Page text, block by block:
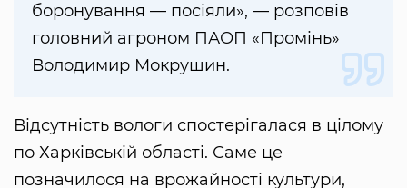
боронування — посіяли», — розповів
головний агроном ПАОП «Промінь»
Володимир Мокрушин.
Відсутність вологи спостерігалася в цілому
по Харківській області. Саме це
позначилося на врожайності культури,